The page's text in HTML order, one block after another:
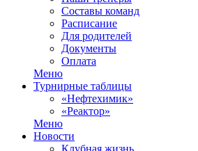
Составы команд
Расписание
Для родителей
Документы
Оплата
Меню
Турнирные таблицы
«Нефтехимик»
«Реактор»
Меню
Новости
Клубная жизнь